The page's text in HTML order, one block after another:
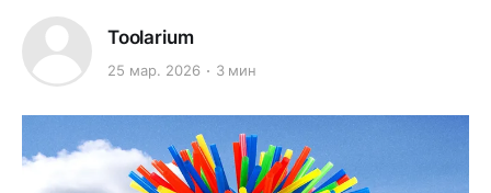
Toolarium
25 мар. 2026 3 мин